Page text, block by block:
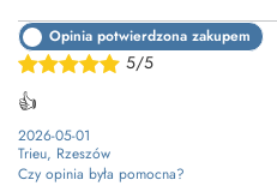
5/5
Opinia potwierdzona zakupem
👍
2026-05-01
Trieu, Rzeszów
Czy opinia była pomocna?